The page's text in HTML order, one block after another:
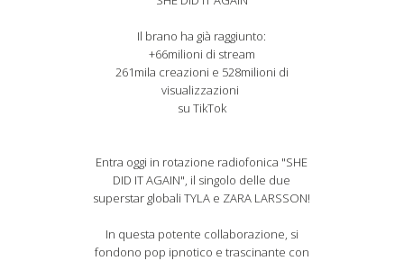
Il brano ha già raggiunto:
+66milioni di stream
261mila creazioni e 528milioni di
visualizzazioni
su TikTok
Entra oggi in rotazione radiofonica "SHE
DID IT AGAIN", il singolo delle due
superstar globali TYLA e ZARA LARSSON!
In questa potente collaborazione, si
fondono pop ipnotico e trascinante con